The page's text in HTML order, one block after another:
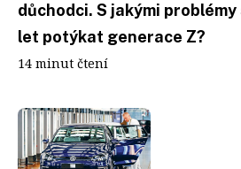
důchodci. S jakými problémy
let potýkat generace Z?
14 minut čtení